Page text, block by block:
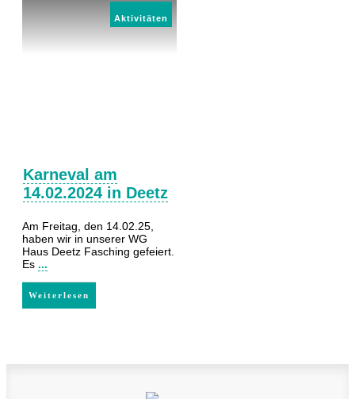
Aktivitäten
Karneval am
14.02.2024 in Deetz
Am Freitag, den 14.02.25,
haben wir in unserer WG
Haus Deetz Fasching gefeiert.
Es ...
Weiterlesen